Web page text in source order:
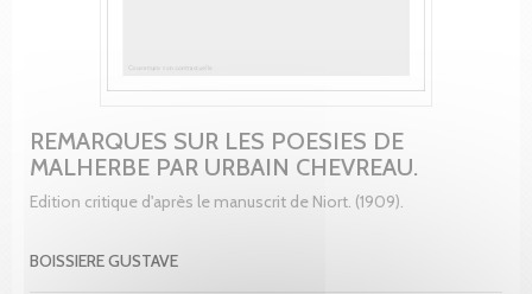
REMARQUES SUR LES POESIES DE
MALHERBE PAR URBAIN CHEVREAU.
Edition critique d'après le manuscrit de Niort. (1909).
BOISSIERE GUSTAVE